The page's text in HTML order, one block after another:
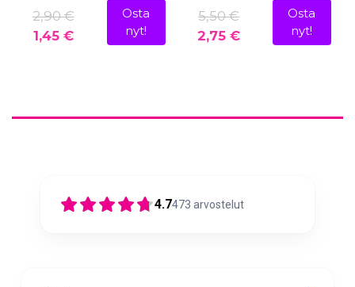
2,90 €
1,45 €
Osta
nyt!
5,50 €
2,75 €
Osta
nyt!
4.7473 arvostelut